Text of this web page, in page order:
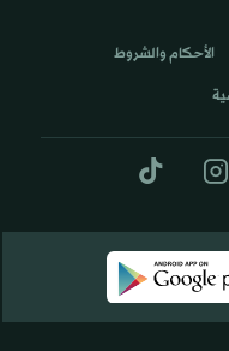
الأحكام والشروط